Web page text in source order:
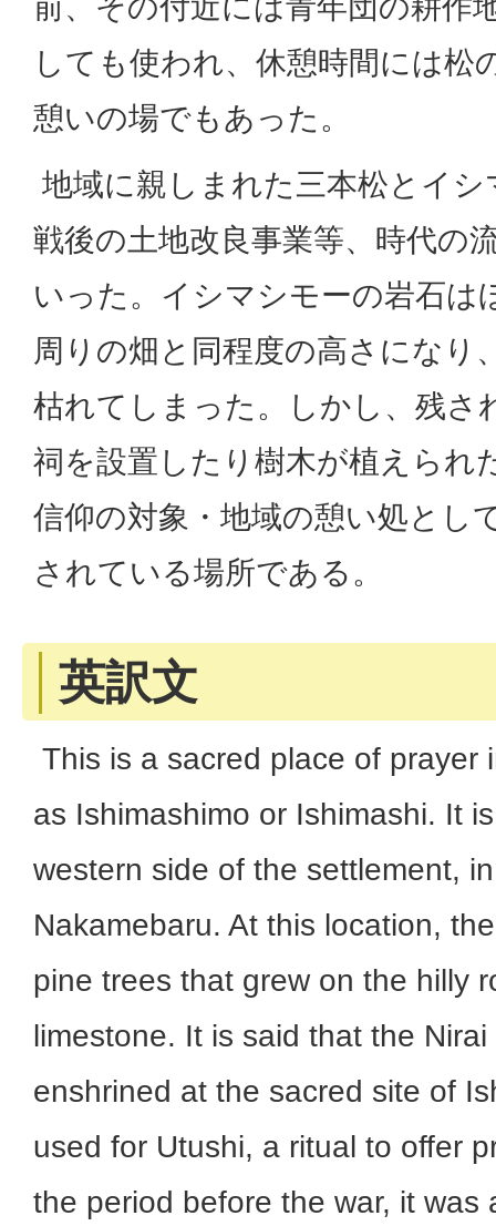
前、その付近には青年団の耕作
しても使われ、休憩時間には松
憩いの場でもあった。
地域に親しまれた三本松とイ
戦後の土地改良事業等、時代の
いった。イシマシモーの岩石は
周りの畑と同程度の高さになり
枯れてしまった。しかし、残さ
祠を設置したり樹木が植えられ
信仰の対象・地域の憩い処とし
されている場所である。
英訳文
This is a sacred place of prayer
as Ishimashimo or Ishimashi. It
western side of the settlement,
Nakamebaru. At this location,
pine trees that grew on the hilly
limestone. It is said that the
enshrined at the sacred site of
used for Utushi, a ritual to offer
the period before the war, it was